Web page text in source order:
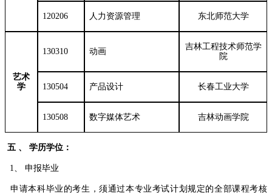
120206 人力资源管理 东北师范大学
艺术
学
130310 动画
吉林工程技术师范学
院
130504 产品设计 长春工业大学
130508 数字媒体艺术 吉林动画学院
五 、 学历学位：
1、 申报毕业
申请本科毕业的考生，须通过本专业考试计划规定的全部课程考核